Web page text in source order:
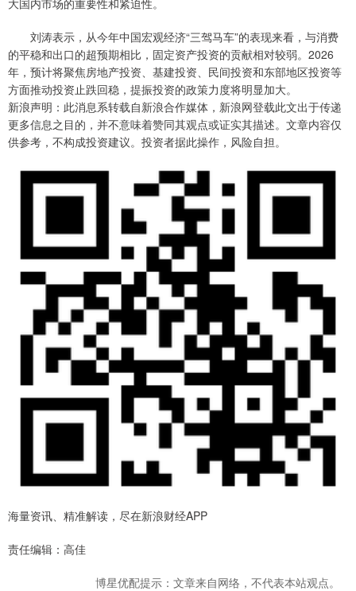
大国内市场的重要性和紧迫性。
刘涛表示，从今年中国宏观经济“三驾马车”的表现来看，与消费
的平稳和出口的超预期相比，固定资产投资的贡献相对较弱。2026
年，预计将聚焦房地产投资、基建投资、民间投资和东部地区投资等
方面推动投资止跌回稳，提振投资的政策力度将明显加大。
新浪声明：此消息系转载自新浪合作媒体，新浪网登载此文出于传递
更多信息之目的，并不意味着赞同其观点或证实其描述。文章内容仅
供参考，不构成投资建议。投资者据此操作，风险自担。
海量资讯、精准解读，尽在新浪财经APP
责任编辑：高佳
博星优配提示：文章来自网络，不代表本站观点。